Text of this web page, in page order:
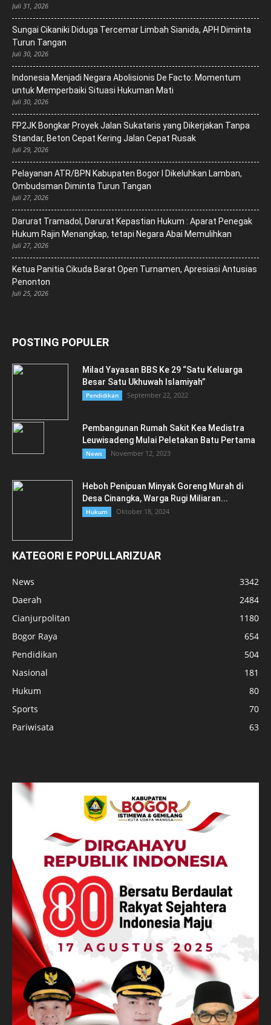
Juli 31, 2026
Sungai Cikaniki Diduga Tercemar Limbah Sianida, APH Diminta
Turun Tangan
Juli 30, 2026
‎Indonesia Menjadi Negara Abolisionis De Facto: Momentum
untuk Memperbaiki Situasi Hukuman Mati
Juli 30, 2026
FP2JK Bongkar Proyek Jalan Sukataris yang Dikerjakan Tanpa
Standar, Beton Cepat Kering Jalan Cepat Rusak
Juli 29, 2026
Pelayanan ATR/BPN Kabupaten Bogor I Dikeluhkan Lamban,
Ombudsman Diminta Turun Tangan
Juli 27, 2026
Darurat Tramadol, Darurat Kepastian Hukum : Aparat Penegak
Hukum Rajin Menangkap, tetapi Negara Abai Memulihkan
Juli 27, 2026
Ketua Panitia Cikuda Barat Open Turnamen, Apresiasi Antusias
Penonton
Juli 25, 2026
POSTING POPULER
Milad Yayasan BBS Ke 29 “Satu Keluarga
Besar Satu Ukhuwah Islamiyah”
Pendidikan September 22, 2022
Pembangunan Rumah Sakit Kea Medistra
Leuwisadeng Mulai Peletakan Batu Pertama
News November 12, 2023
Heboh Penipuan Minyak Goreng Murah di
Desa Cinangka, Warga Rugi Miliaran...
Hukum Oktober 18, 2024
KATEGORI E POPULLARIZUAR
News
3342
Daerah
2484
Cianjurpolitan
1180
Bogor Raya
654
Pendidikan
504
Nasional
181
Hukum
80
Sports
70
Pariwisata
63